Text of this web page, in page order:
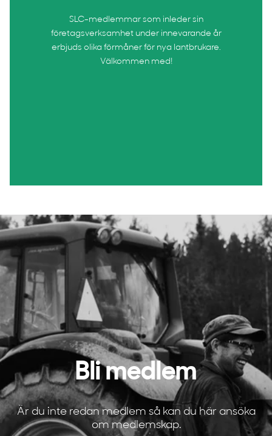
SLC-medlemmar som inleder sin
företagsverksamhet under innevarande år
erbjuds olika förmåner för nya lantbrukare.
Välkommen med!
Bli medlem
Är du inte redan medlem så kan du här ansöka
om medlemskap.